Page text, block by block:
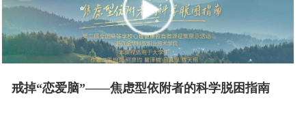
戒掉“恋爱脑”——焦虑型依附者的科学脱困指南